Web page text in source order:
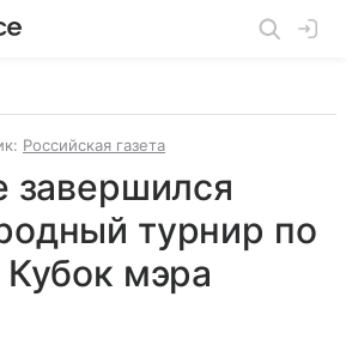
Российская газета
завершился
турнир по
мэра